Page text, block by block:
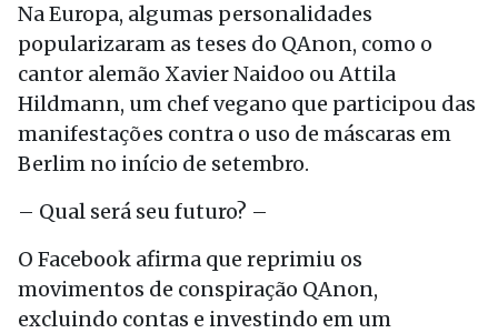
Na Europa, algumas personalidades
popularizaram as teses do QAnon, como o
cantor alemão Xavier Naidoo ou Attila
Hildmann, um chef vegano que participou das
manifestações contra o uso de máscaras em
Berlim no início de setembro.
– Qual será seu futuro? –
O Facebook afirma que reprimiu os
movimentos de conspiração QAnon,
excluindo contas e investindo em um